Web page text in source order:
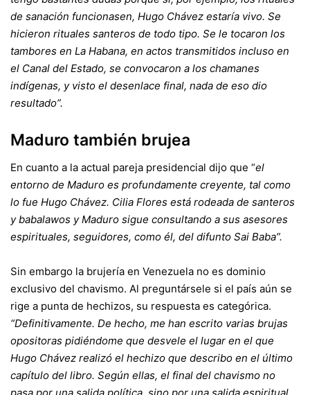
de sanación funcionasen, Hugo Chávez estaría vivo. Se
hicieron rituales santeros de todo tipo. Se le tocaron los
tambores en La Habana, en actos transmitidos incluso en
el Canal del Estado, se convocaron a los chamanes
indígenas, y visto el desenlace final, nada de eso dio
resultado”.
Maduro también brujea
En cuanto a la actual pareja presidencial dijo que “el
entorno de Maduro es profundamente creyente, tal como
lo fue Hugo Chávez. Cilia Flores está rodeada de santeros
y babalawos y Maduro sigue consultando a sus asesores
espirituales, seguidores, como él, del difunto Sai Baba”.
Sin embargo la brujería en Venezuela no es dominio
exclusivo del chavismo. Al preguntársele si el país aún se
rige a punta de hechizos, su respuesta es categórica.
“Definitivamente. De hecho, me han escrito varias brujas
opositoras pidiéndome que desvele el lugar en el que
Hugo Chávez realizó el hechizo que describo en el último
capítulo del libro. Según ellas, el final del chavismo no